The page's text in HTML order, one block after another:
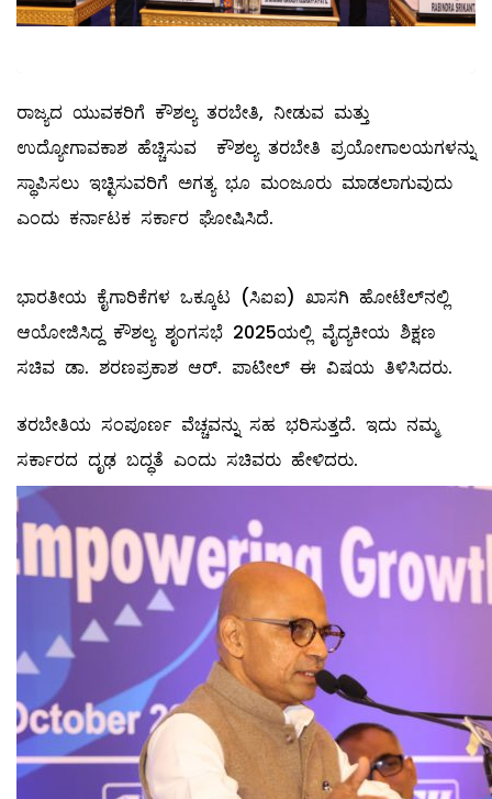
ರಾಜ್ಯದ ಯುವಕರಿಗೆ ಕೌಶಲ್ಯ ತರಬೇತಿ, ನೀಡುವ ಮತ್ತು
ಉದ್ಯೋಗಾವಕಾಶ ಹೆಚ್ಚಿಸುವ ಕೌಶಲ್ಯ ತರಬೇತಿ ಪ್ರಯೋಗಾಲಯಗಳನ್ನು
ಸ್ಥಾಪಿಸಲು ಇಚ್ಛಿಸುವರಿಗೆ ಅಗತ್ಯ ಭೂ ಮಂಜೂರು ಮಾಡಲಾಗುವುದು
ಎಂದು ಕರ್ನಾಟಕ ಸರ್ಕಾರ ಘೋಷಿಸಿದೆ.
ಭಾರತೀಯ ಕೈಗಾರಿಕೆಗಳ ಒಕ್ಕೂಟ (ಸಿಐಐ) ಖಾಸಗಿ ಹೋಟೆಲ್‌ನಲ್ಲಿ
ಆಯೋಜಿಸಿದ್ದ ಕೌಶಲ್ಯ ಶೃಂಗಸಭೆ 2025ಯಲ್ಲಿ ವೈದ್ಯಕೀಯ ಶಿಕ್ಷಣ
ಸಚಿವ ಡಾ. ಶರಣಪ್ರಕಾಶ ಆರ್. ಪಾಟೀಲ್ ಈ ವಿಷಯ ತಿಳಿಸಿದರು.
ತರಬೇತಿಯ ಸಂಪೂರ್ಣ ವೆಚ್ಚವನ್ನು ಸಹ ಭರಿಸುತ್ತದೆ. ಇದು ನಮ್ಮ
ಸರ್ಕಾರದ ದೃಢ ಬದ್ಧತೆ ಎಂದು ಸಚಿವರು ಹೇಳಿದರು.